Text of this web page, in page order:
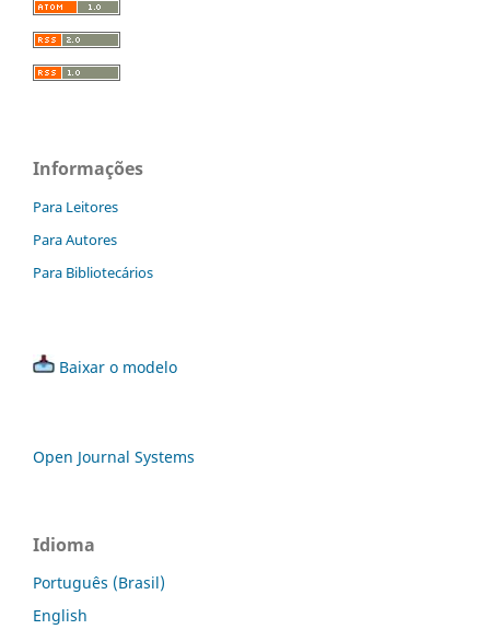
Informações
Para Leitores
Para Autores
Para Bibliotecários
Baixar o modelo
Open Journal Systems
Idioma
Português (Brasil)
English